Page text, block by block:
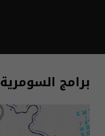
برامج السومرية